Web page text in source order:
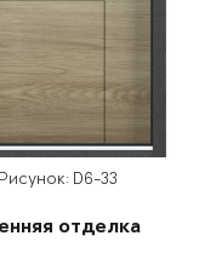
Рисунок: D6-33
отделка